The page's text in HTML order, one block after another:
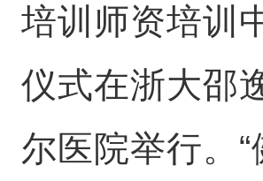
培训师资培训
仪式在浙大邵
尔医院举行。“